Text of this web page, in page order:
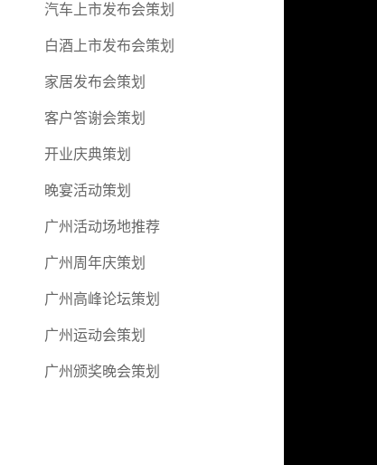
汽车上市发布会策划
白酒上市发布会策划
家居发布会策划
客户答谢会策划
开业庆典策划
晚宴活动策划
广州活动场地推荐
广州周年庆策划
广州高峰论坛策划
广州运动会策划
广州颁奖晚会策划